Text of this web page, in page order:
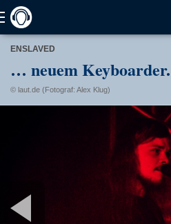
ENSLAVED
… neuem Keyboarder.
© laut.de (Fotograf: Alex Klug)